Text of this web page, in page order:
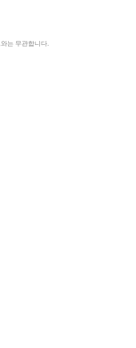
는 무관합니다.